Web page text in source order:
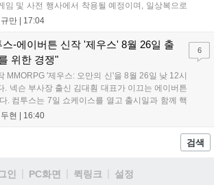
임 및 사전 행사에서 착용될 예정이며, 일상복으로
은 오는 8월 28일부터 골스튜디오 공식 홈페이지
에 따라 별도의 유니폼을 착용할 계획이다....
만 17:04
스-에이버튼 신작 '제우스' 8월 26일 출
위한 경쟁"
MMORPG '제우스: 오만의 신'을 8월 26일 낮 12시
. 넥슨 부사장 출신 김대훤 대표가 이끄는 에이버튼
. 컴투스는 7일 쇼케이스를 열고 출시일과 함께 핵
화 정책, 운영 방향을 공개했다. 캐릭터명 선점은
현 16:40
6
검색
인 PC화면 퀵링크
설정